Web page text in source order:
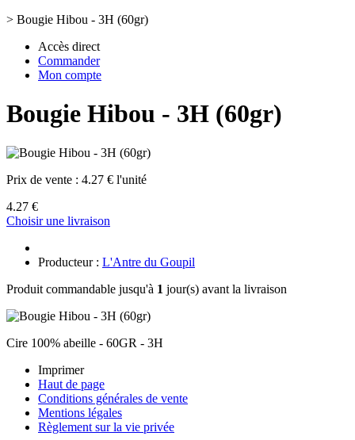
> Bougie Hibou - 3H (60gr)
Accès direct
Commander
Mon compte
Bougie Hibou - 3H (60gr)
Prix de vente : 4.27 € l'unité
4.27 €
Choisir une livraison
Producteur : L'Antre du Goupil
Produit commandable jusqu'à 1 jour(s) avant la livraison
Cire 100% abeille - 60GR - 3H
Imprimer
Haut de page
Conditions générales de vente
Mentions légales
Règlement sur la vie privée